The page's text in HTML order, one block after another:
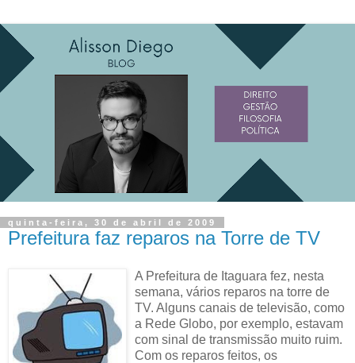
quinta-feira, 30 de abril de 2009
Prefeitura faz reparos na Torre de TV
A Prefeitura de Itaguara fez, nesta
semana, vários reparos na torre de
TV. Alguns canais de televisão, como
a Rede Globo, por exemplo, estavam
com sinal de transmissão muito ruim.
Com os reparos feitos, os